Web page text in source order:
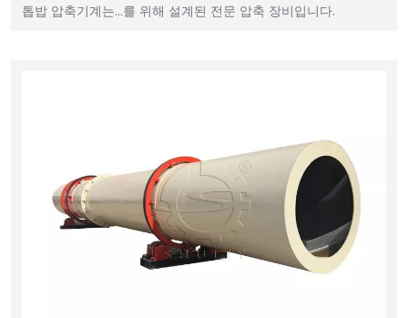
톱밥 압축기계는…를 위해 설계된 전문 압축 장비입니다.